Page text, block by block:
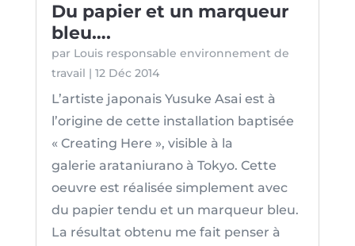
Du papier et un marqueur
bleu….
par Louis responsable environnement de
travail | 12 Déc 2014
L’artiste japonais Yusuke Asai est à
l’origine de cette installation baptisée
« Creating Here », visible à la
galerie arataniurano à Tokyo. Cette
oeuvre est réalisée simplement avec
du papier tendu et un marqueur bleu.
La résultat obtenu me fait penser à